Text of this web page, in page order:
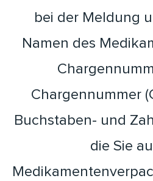
bei der Meldung
Namen des
Chargennummer
Buchstaben- und
die Sie